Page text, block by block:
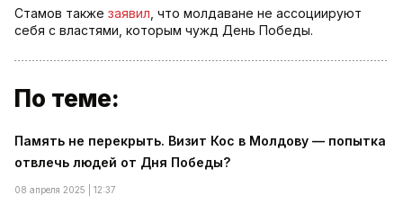
Стамов также заявил , что молдаване не ассоциируют
себя с властями, которым чужд День Победы.
По теме:
Память не перекрыть. Визит Кос в Молдову — попытка
отвлечь людей от Дня Победы?
08 апреля 2025 | 12:37